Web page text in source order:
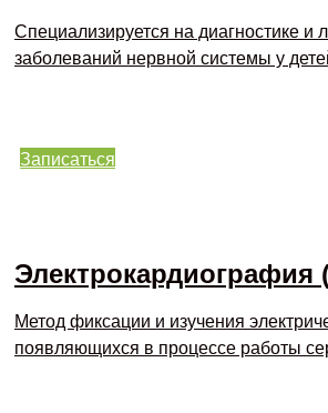
Специализируется на диагностике и
заболеваний нервной системы у
Записаться
Электрокардиография
Метод фиксации и изучения
появляющихся в процессе работы